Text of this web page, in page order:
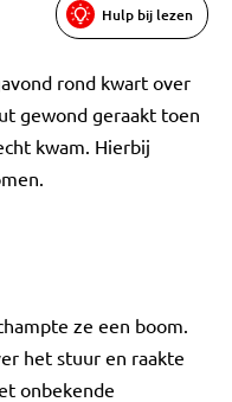
Hulp bij lezen
rond kwart over
gewond geraakt toen
kwam. Hierbij
ze een boom.
het stuur en raakte
onbekende